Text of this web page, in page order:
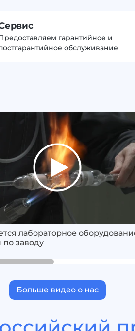
гарантийное и
обслуживание
лабораторное
по заводу
Больше видео о нас